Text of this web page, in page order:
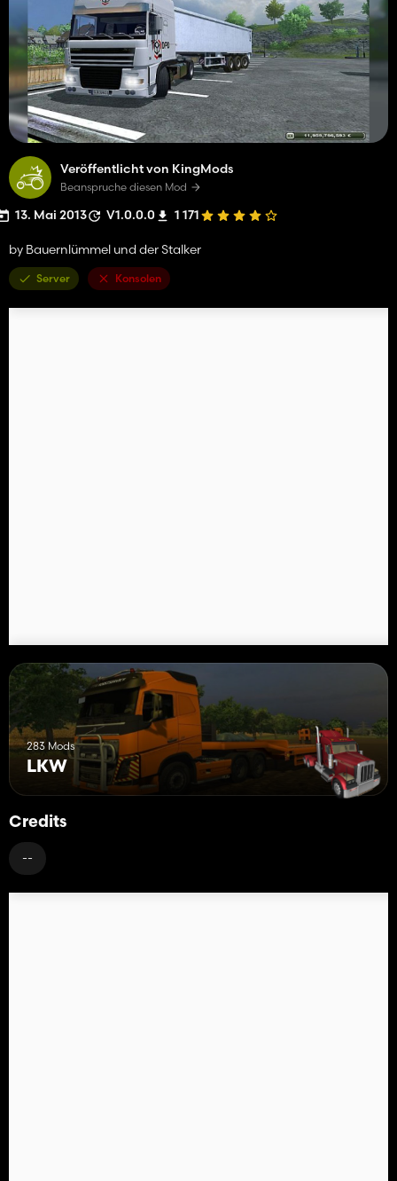
Veröffentlicht von KingMods
Beanspruche diesen Mod
13. Mai 2013 V1.0.0.0 1 171
by Bauernlümmel und der Stalker
Server Konsolen
283 Mods
LKW
Credits
--